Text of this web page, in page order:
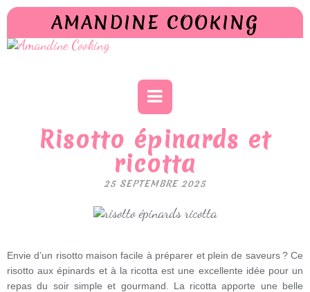
AMANDINE COOKING
Risotto épinards et
ricotta
25 SEPTEMBRE 2025
Envie d’un risotto maison facile à préparer et plein de saveurs ? Ce
risotto aux épinards et à la ricotta est une excellente idée pour un
repas du soir simple et gourmand. La ricotta apporte une belle